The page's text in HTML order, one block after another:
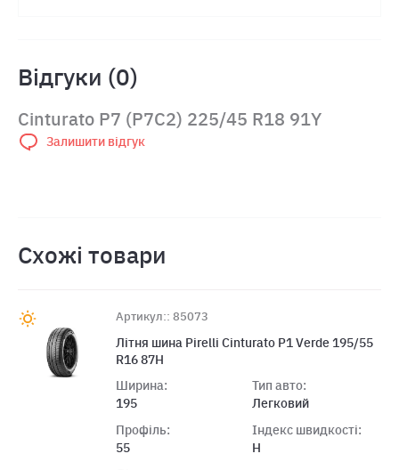
Відгуки (0)
Cinturato P7 (P7C2) 225/45 R18 91Y
Залишити відгук
Схожі товари
Артикул:: 85073
Літня шина Pirelli Cinturato P1 Verde 195/55
R16 87H
Ширина:
195
Профіль:
55
Тип авто:
Легковий
Індекс швидкості:
H